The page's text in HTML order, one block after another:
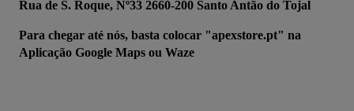
Rua de S. Roque, Nº33 2660-200 Santo Antão do Tojal
Para chegar até nós, basta colocar "apexstore.pt" na
Aplicação Google Maps ou Waze